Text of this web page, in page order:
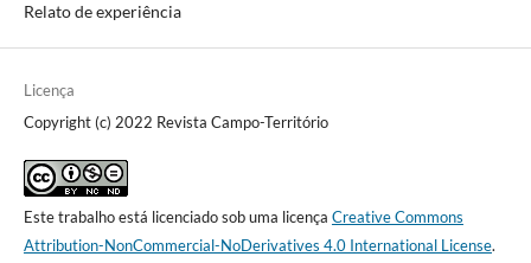
Relato de experiência
Licença
Copyright (c) 2022 Revista Campo-Território
Este trabalho está licenciado sob uma licença Creative Commons
Attribution-NonCommercial-NoDerivatives 4.0 International License.